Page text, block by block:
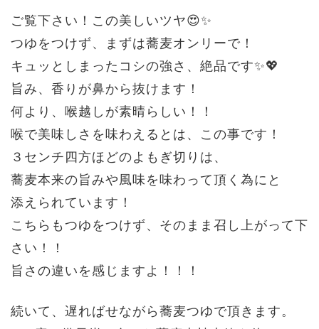
ご覧下さい！この美しいツヤ😍✨
つゆをつけず、まずは蕎麦オンリーで！
キュッとしまったコシの強さ、絶品です✨💖
旨み、香りが鼻から抜けます！
何より、喉越しが素晴らしい！！
喉で美味しさを味わえるとは、この事です！
３センチ四方ほどのよもぎ切りは、
蕎麦本来の旨みや風味を味わって頂く為にと
添えられています！
こちらもつゆをつけず、そのまま召し上がって下
さい！！
旨さの違いを感じますよ！！！
続いて、遅ればせながら蕎麦つゆで頂きます。